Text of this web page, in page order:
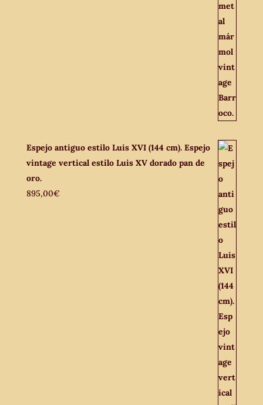
Espejo antiguo estilo Luis XVI (144 cm). Espejo
vintage vertical estilo Luis XV dorado pan de
oro.
895,00€